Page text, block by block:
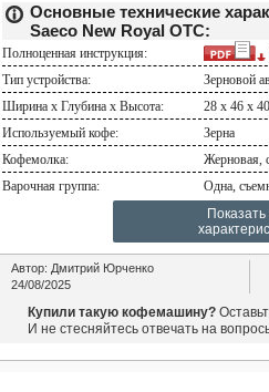
Основные технические
Saeco New Royal OTC:
Полноценная инструкция:
Тип устройства:
Зерновой
Ширина х Глубина х Высота:
28 x 46 x
Используемый кофе:
Зерна
Кофемолка:
Жерновая,
Варочная группа:
Одна,
Показать
Автор: Дмитрий Юрченко
24/08/2025
Купили такую кофемашину?
И не стесняйтесь отвечать на